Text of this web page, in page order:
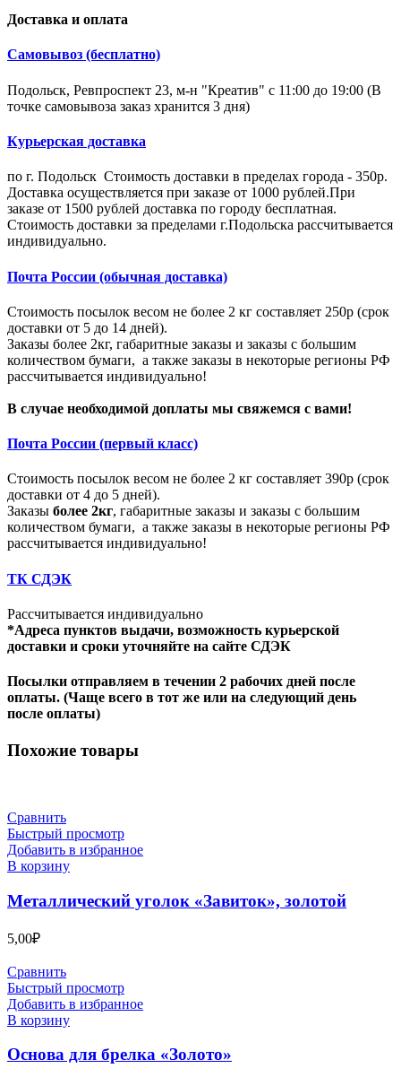
Доставка и оплата
Самовывоз (бесплатно)
Подольск, Ревпроспект 23, м-н "Креатив" с 11:00 до 19:00 (В
точке самовывоза заказ хранится 3 дня)
Курьерская доставка
по г. Подольск Стоимость доставки в пределах города - 350р.
Доставка осуществляется при заказе от 1000 рублей.При
заказе от 1500 рублей доставка по городу бесплатная.
Стоимость доставки за пределами г.Подольска рассчитывается
индивидуально.
Почта России (обычная доставка)
Стоимость посылок весом не более 2 кг составляет 250р (срок
доставки от 5 до 14 дней).
Заказы более 2кг, габаритные заказы и заказы с большим
количеством бумаги, а также заказы в некоторые регионы РФ
рассчитывается индивидуально!
В случае необходимой доплаты мы свяжемся с вами!
Почта России (первый класс)
Стоимость посылок весом не более 2 кг составляет 390р (срок
доставки от 4 до 5 дней).
Заказы более 2кг, габаритные заказы и заказы с большим
количеством бумаги, а также заказы в некоторые регионы РФ
рассчитывается индивидуально!
ТК СДЭК
Рассчитывается индивидуально
*Адреса пунктов выдачи, возможность курьерской
доставки и сроки уточняйте на сайте СДЭК
Посылки отправляем в течении 2 рабочих дней после
оплаты. (Чаще всего в тот же или на следующий день
после оплаты)
Похожие товары
Сравнить
Быстрый просмотр
Добавить в избранное
В корзину
Металлический уголок «Завиток», золотой
5,00₽
Сравнить
Быстрый просмотр
Добавить в избранное
В корзину
Основа для брелка «Золото»